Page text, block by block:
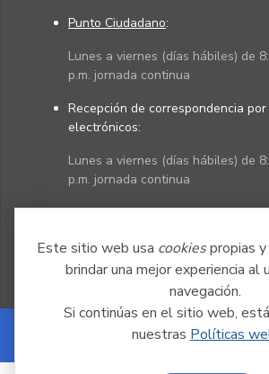
Este sitio web usa cookiespropias y
brindar una mejor experiencia al
navegación.
Si continúas en el sitio web,
nuestras Políticas
Punto Ciudadano:
Lunes a viernes (días hábiles) de
p.m. jornada continua
Recepción de correspondencia por
electrónicos:
Lunes a viernes (días hábiles) de
p.m. jornada continua